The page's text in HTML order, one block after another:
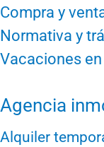
Compra y
Normativa y
Vacaciones en
Agencia
Alquiler